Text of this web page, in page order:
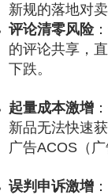
新规的落地对
评论清零风险
的评论共享，
下跌。
起量成本激增
新品无法快速
广告ACOS（
误判申诉激增